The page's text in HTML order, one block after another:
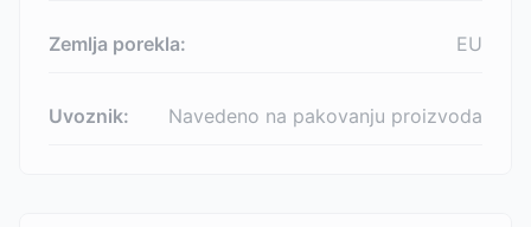
Zemlja porekla: EU
Uvoznik: Navedeno na pakovanju proizvoda